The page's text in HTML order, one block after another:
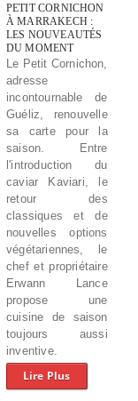
PETIT CORNICHON
À MARRAKECH :
LES NOUVEAUTÉS
DU MOMENT
Le Petit Cornichon,
adresse
incontournable de
Guéliz, renouvelle
sa carte pour la
saison. Entre
l'introduction du
caviar Kaviari, le
retour des
classiques et de
nouvelles options
végétariennes, le
chef et propriétaire
Erwann Lance
propose une
cuisine de saison
toujours aussi
inventive.
Lire Plus